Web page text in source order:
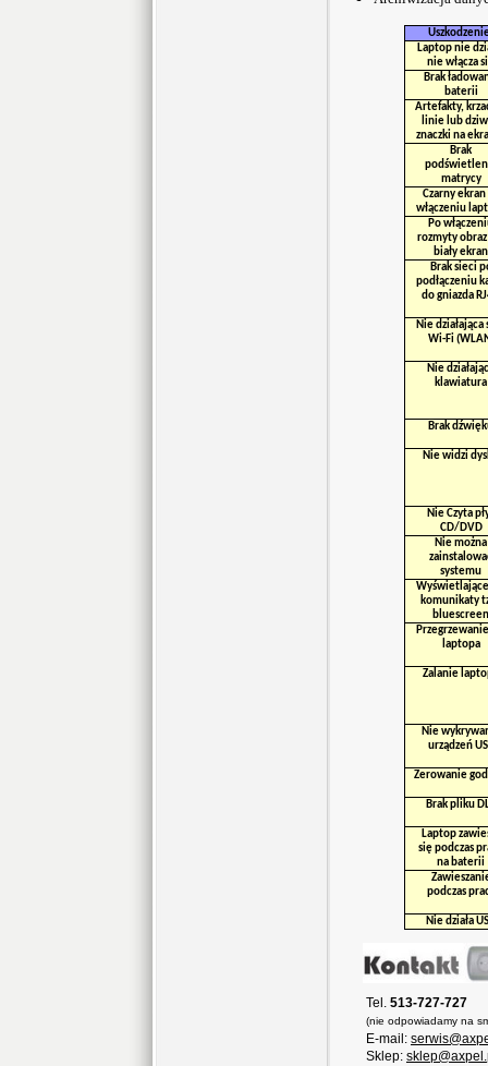
Laptop nie
nie włącza
Brak
baterii
Artefakty,
linie lub
znaczki na
Brak
matrycy
Czarny ekran
włączeniu
Po
rozmyty
biały ekran
Brak sieci
podłączeniu
do gniazda
Nie działająca
Wi-Fi
Nie
klawiatura
Brak
Nie widzi
Nie Czyta
CD/DVD
Nie można
systemu
komunikaty
bluescreen
laptopa
Zalanie
Nie
urządzeń
Zerowanie
Brak pliku
Laptop
się podczas
na baterii
podczas
Nie działa
Tel. 513-727-727
(nie odpowiadamy na
E-mail:
Sklep: